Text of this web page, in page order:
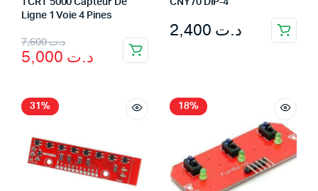
TCRT 5000 Capteur De
Ligne 1 Voie 4 Pines
د.ت7,600
Original
price د.ت
Current
price
CNY70 DIP-4
د.ت
31% 18%